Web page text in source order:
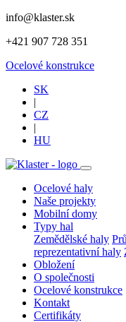
info@klaster.sk
+421 907 728 351
Ocelové konstrukce
SK
|
CZ
|
HU
Ocelové haly
Naše projekty
Mobilní domy
Typy hal
Zemědělské haly
reprezentativní haly
Obložení
O společnosti
Ocelové konstrukce
Kontakt
Certifikáty